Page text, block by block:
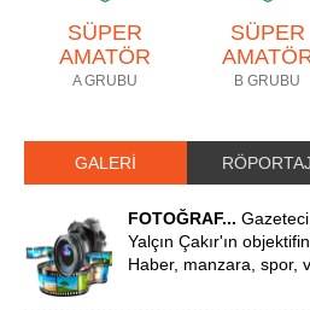
SÜPER
AMATÖR
A GRUBU
SÜPER
B GRUBU
GALERİ RÖPORTAJ
FOTOĞRAF...
Yalçın Çakır'ın
Haber, manzara, spor,